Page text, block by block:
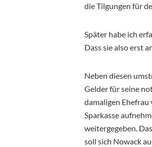
die Tilgungen für
Später habe ich
Dass sie also erst
Neben diesen
Gelder für seine
damaligen Ehefrau
Sparkasse
weitergegeben.
soll sich Nowack